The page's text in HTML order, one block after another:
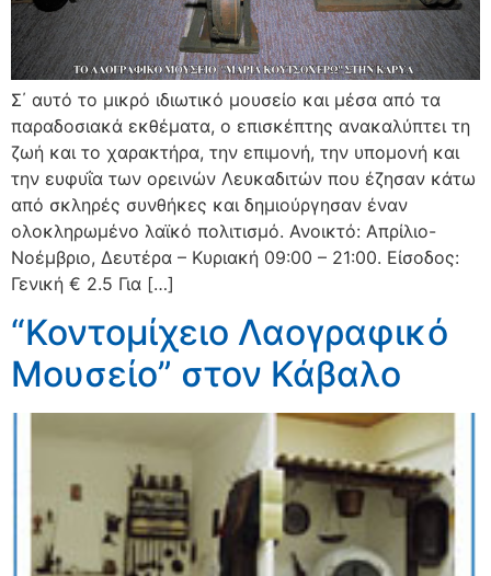
Σ΄ αυτό το μικρό ιδιωτικό μουσείο και μέσα από τα
παραδοσιακά εκθέματα, ο επισκέπτης ανακαλύπτει τη
ζωή και το χαρακτήρα, την επιμονή, την υπομονή και
την ευφυΐα των ορεινών Λευκαδιτών που έζησαν κάτω
από σκληρές συνθήκες και δημιούργησαν έναν
ολοκληρωμένο λαϊκό πολιτισμό. Ανοικτό: Απρίλιο-
Νοέμβριο, Δευτέρα – Κυριακή 09:00 – 21:00. Είσοδος:
Γενική € 2.5 Για […]
“Κοντομίχειο Λαογραφικό
Μουσείο” στον Κάβαλο